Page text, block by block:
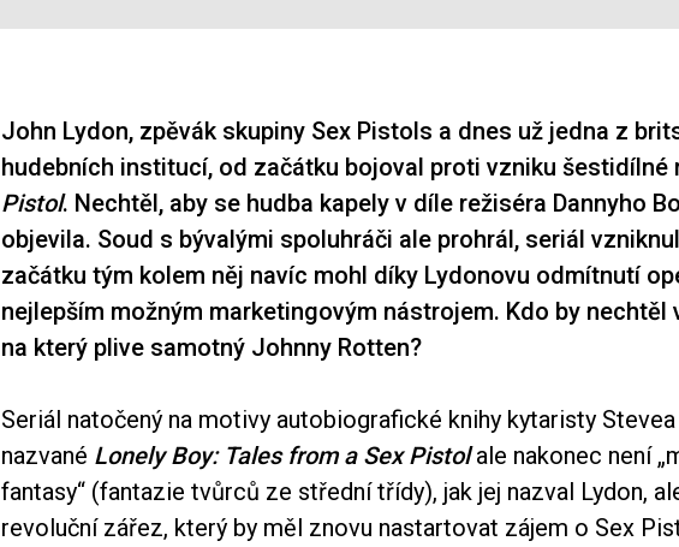
John Lydon, zpěvák skupiny Sex Pistols a dnes už jedna z
hudebních institucí, od začátku bojoval proti vzniku šestidílné
Pistol. Nechtěl, aby se hudba kapely v díle režiséra Dannyho
objevila. Soud s bývalými spoluhráči ale prohrál, seriál
začátku tým kolem něj navíc mohl díky Lydonovu odmítnutí
nejlepším možným marketingovým nástrojem. Kdo by nechtěl
na který plive samotný Johnny Rotten?
Seriál natočený na motivy autobiografické knihy kytaristy
nazvané Lonely Boy: Tales from a Sex Pistolale nakonec není
fantasy“ (fantazie tvůrců ze střední třídy), jak jej nazval Lydon,
revoluční zářez, který by měl znovu nastartovat zájem o Sex